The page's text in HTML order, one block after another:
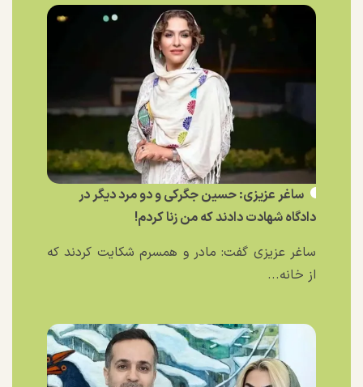
ساغر عزیزی: حسین جگرکی و دو مرد دیگر در
دادگاه شهادت دادند که من زنا کردم!
ساغر عزیزی گفت: مادر و همسرم شکایت کردند که
از خانه...